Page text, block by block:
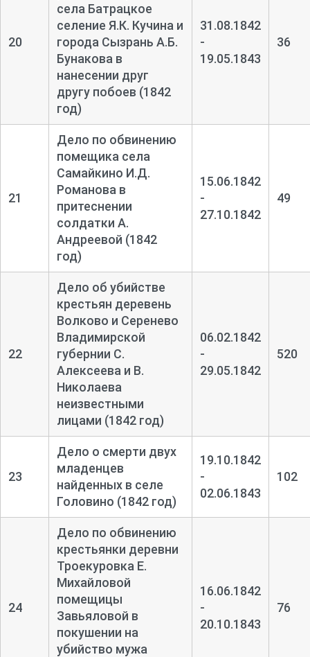
20
села Батрацкое
селение Я.К. Кучина и
города Сызрань А.Б.
Бунакова в
нанесении друг
другу побоев (1842
год)
31.08.1842
-
19.05.1843
36
21
Дело по обвинению
помещика села
Самайкино И.Д.
Романова в
притеснении
солдатки А.
Андреевой (1842
год)
15.06.1842
-
27.10.1842
49
22
Дело об убийстве
крестьян деревень
Волково и Серенево
Владимирской
губернии С.
Алексеева и В.
Николаева
неизвестными
лицами (1842 год)
06.02.1842
-
29.05.1842
520
23
Дело о смерти двух
младенцев
найденных в селе
Головино (1842 год)
19.10.1842
-
02.06.1843
102
24
Дело по обвинению
крестьянки деревни
Троекуровка Е.
Михайловой
помещицы
Завьяловой в
покушении на
убийство мужа
16.06.1842
-
20.10.1843
76